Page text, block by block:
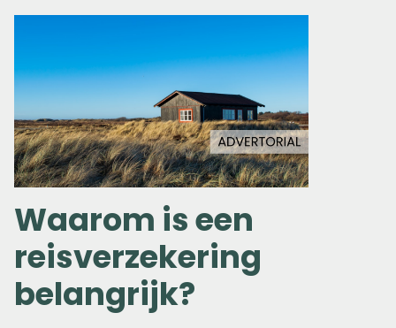
Waarom is een
reisverzekering
belangrijk?